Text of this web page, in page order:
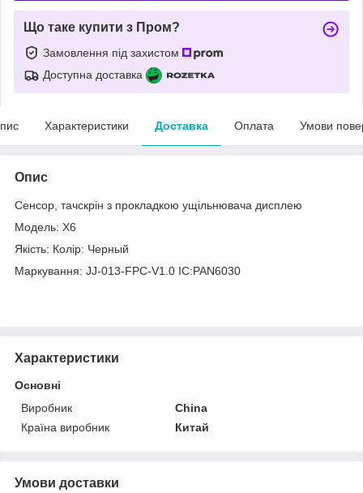
Що таке купити з Пром?
Замовлення під захистом
Доступна доставка
Характеристики Доставка Оплата Умови
Опис
Сенсор, тачскрін з прокладкою ущільнювача дисплею
Модель: X6
Якість: Колір: Черный
Маркування: JJ-013-FPC-V1.0 IC:PAN6030
Характеристики
Основні
Виробник
China
Країна виробник
Китай
Умови доставки